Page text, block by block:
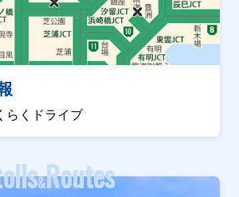
らくドライブ
&Routes